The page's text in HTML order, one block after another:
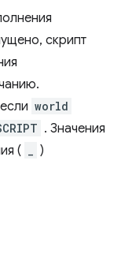
скрипт
world
. Значения
(
)